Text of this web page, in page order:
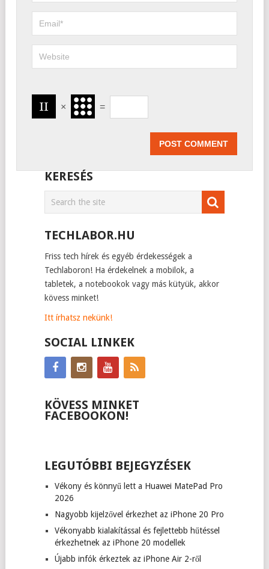
× =
KERESÉS
TECHLABOR.HU
Friss tech hírek és egyéb érdekességek a
Techlaboron! Ha érdekelnek a mobilok, a
tabletek, a notebookok vagy más kütyük, akkor
kövess minket!
Itt írhatsz nekünk!
SOCIAL LINKEK
KÖVESS MINKET
FACEBOOKON!
LEGUTÓBBI BEJEGYZÉSEK
Vékony és könnyű lett a Huawei MatePad Pro
2026
Nagyobb kijelzővel érkezhet az iPhone 20 Pro
Vékonyabb kialakítással és fejlettebb hűtéssel
érkezhetnek az iPhone 20 modellek
Újabb infók érkeztek az iPhone Air 2-ről